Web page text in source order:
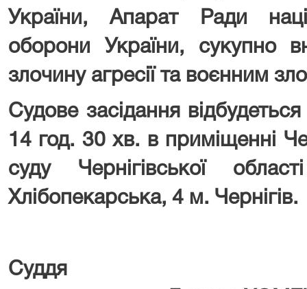
України, Апарат Ради
оборони України, сукупно
злочину агресії та воєнним
Судове засідання
14 год. 30 хв. в приміщенні
суду Чернігівської
Хлібопекарська, 4 м. Чернігів.